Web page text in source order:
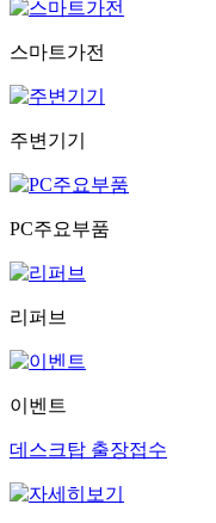
스마트가전
주변기기
PC주요부품
리퍼브
이벤트
데스크탑 출장접수